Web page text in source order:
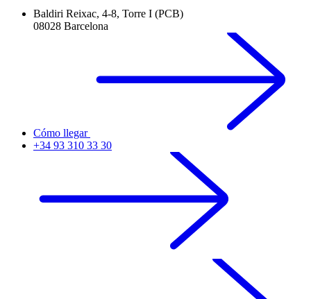
Baldiri Reixac, 4-8, Torre I (PCB)
08028 Barcelona
Cómo llegar
+34 93 310 33 30